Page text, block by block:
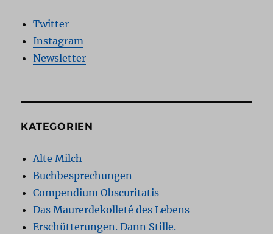
Twitter
Instagram
Newsletter
KATEGORIEN
Alte Milch
Buchbesprechungen
Compendium Obscuritatis
Das Maurerdekolleté des Lebens
Erschütterungen. Dann Stille.